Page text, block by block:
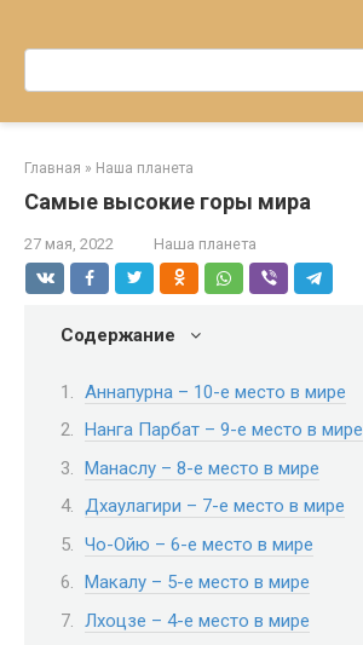
Поиск:
Главная » Наша планета
Самые высокие горы мира
27 мая, 2022 Наша планета
Содержание
Аннапурна – 10-е место в мире
Нанга Парбат – 9-е место в мире
Манаслу – 8-е место в мире
Дхаулагири – 7-е место в мире
Чо-Ойю – 6-е место в мире
Макалу – 5-е место в мире
Лхоцзе – 4-е место в мире